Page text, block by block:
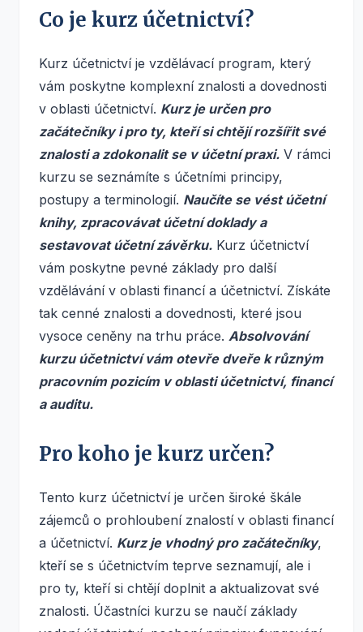
Co je kurz účetnictví?
Kurz účetnictví je vzdělávací program, který
vám poskytne komplexní znalosti a dovednosti
v oblasti účetnictví. Kurz je určen pro
začátečníky i pro ty, kteří si chtějí rozšířit své
znalosti a zdokonalit se v účetní praxi. V rámci
kurzu se seznámíte s účetními principy,
postupy a terminologií. Naučíte se vést účetní
knihy, zpracovávat účetní doklady a
sestavovat účetní závěrku. Kurz účetnictví
vám poskytne pevné základy pro další
vzdělávání v oblasti financí a účetnictví. Získáte
tak cenné znalosti a dovednosti, které jsou
vysoce ceněny na trhu práce. Absolvování
kurzu účetnictví vám otevře dveře k různým
pracovním pozicím v oblasti účetnictví, financí
a auditu.
Pro koho je kurz určen?
Tento kurz účetnictví je určen široké škále
zájemců o prohloubení znalostí v oblasti financí
a účetnictví. Kurz je vhodný pro začátečníky,
kteří se s účetnictvím teprve seznamují, ale i
pro ty, kteří si chtějí doplnit a aktualizovat své
znalosti. Účastníci kurzu se naučí základy